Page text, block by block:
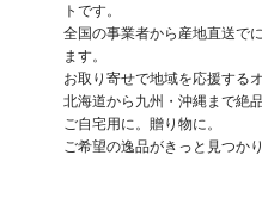
トです。
全国の事業者から産地直送で
ます。
お取り寄せで地域を応援する
北海道から九州・沖縄まで絶
ご自宅用に。贈り物に。
ご希望の逸品がきっと見つかり